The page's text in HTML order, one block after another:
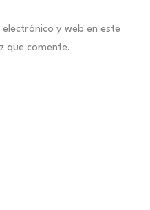
y web en este
que comente.